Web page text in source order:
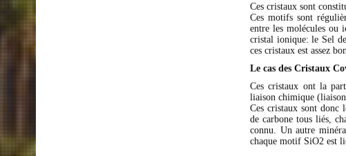
Ces cristaux sont
Ces motifs sont
entre les molécules ou
cristal ionique: le Sel
ces cristaux est assez
Le cas des Cristaux
Ces cristaux ont la
liaison chimique
Ces cristaux sont
de carbone tous liés,
connu. Un autre
chaque motif SiO2 est